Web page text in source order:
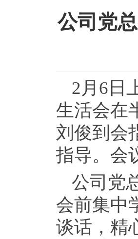
公司党
2月6日
生活会在
刘俊到会
指导。会
公司党
会前集中
谈话，精